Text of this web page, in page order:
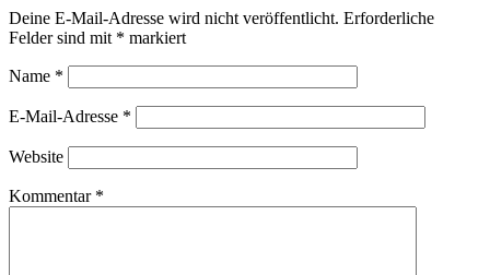
Deine E-Mail-Adresse wird nicht veröffentlicht. Erforderliche
Felder sind mit * markiert
Name *
E-Mail-Adresse *
Website
Kommentar *